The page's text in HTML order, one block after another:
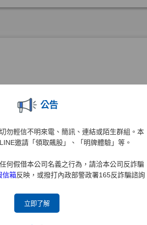
公告
勿輕信不明來電、簡訊、連結或陌生群組。本
邀請「領取飆股」、「明牌體驗」等。
何假借本公司名義之行為，請洽本公司反詐騙
信箱反映，或撥打內政部警政署165反詐騙諮詢
立即了解